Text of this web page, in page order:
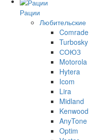
Рации
Любительские
Comrade
Turbosky
СОЮЗ
Motorola
Hytera
Icom
Lira
Midland
Kenwood
AnyTone
Optim